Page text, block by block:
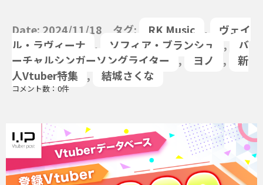
Date: 2024/11/18 タグ: RK Music ,
ヴェイ
ル・ラヴィーナ
, ソフィア・ブランシュ ,
バ
ーチャルシンガーソングライター
, ヨノ ,
新
人Vtuber特集
, 結城さくな
コメント数：0件